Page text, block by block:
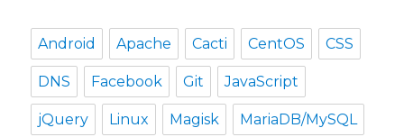
Android Apache Cacti CentOS CSS
DNS Facebook Git JavaScript
jQuery Linux Magisk MariaDB/MySQL